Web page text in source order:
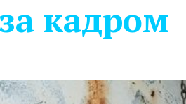
кадром